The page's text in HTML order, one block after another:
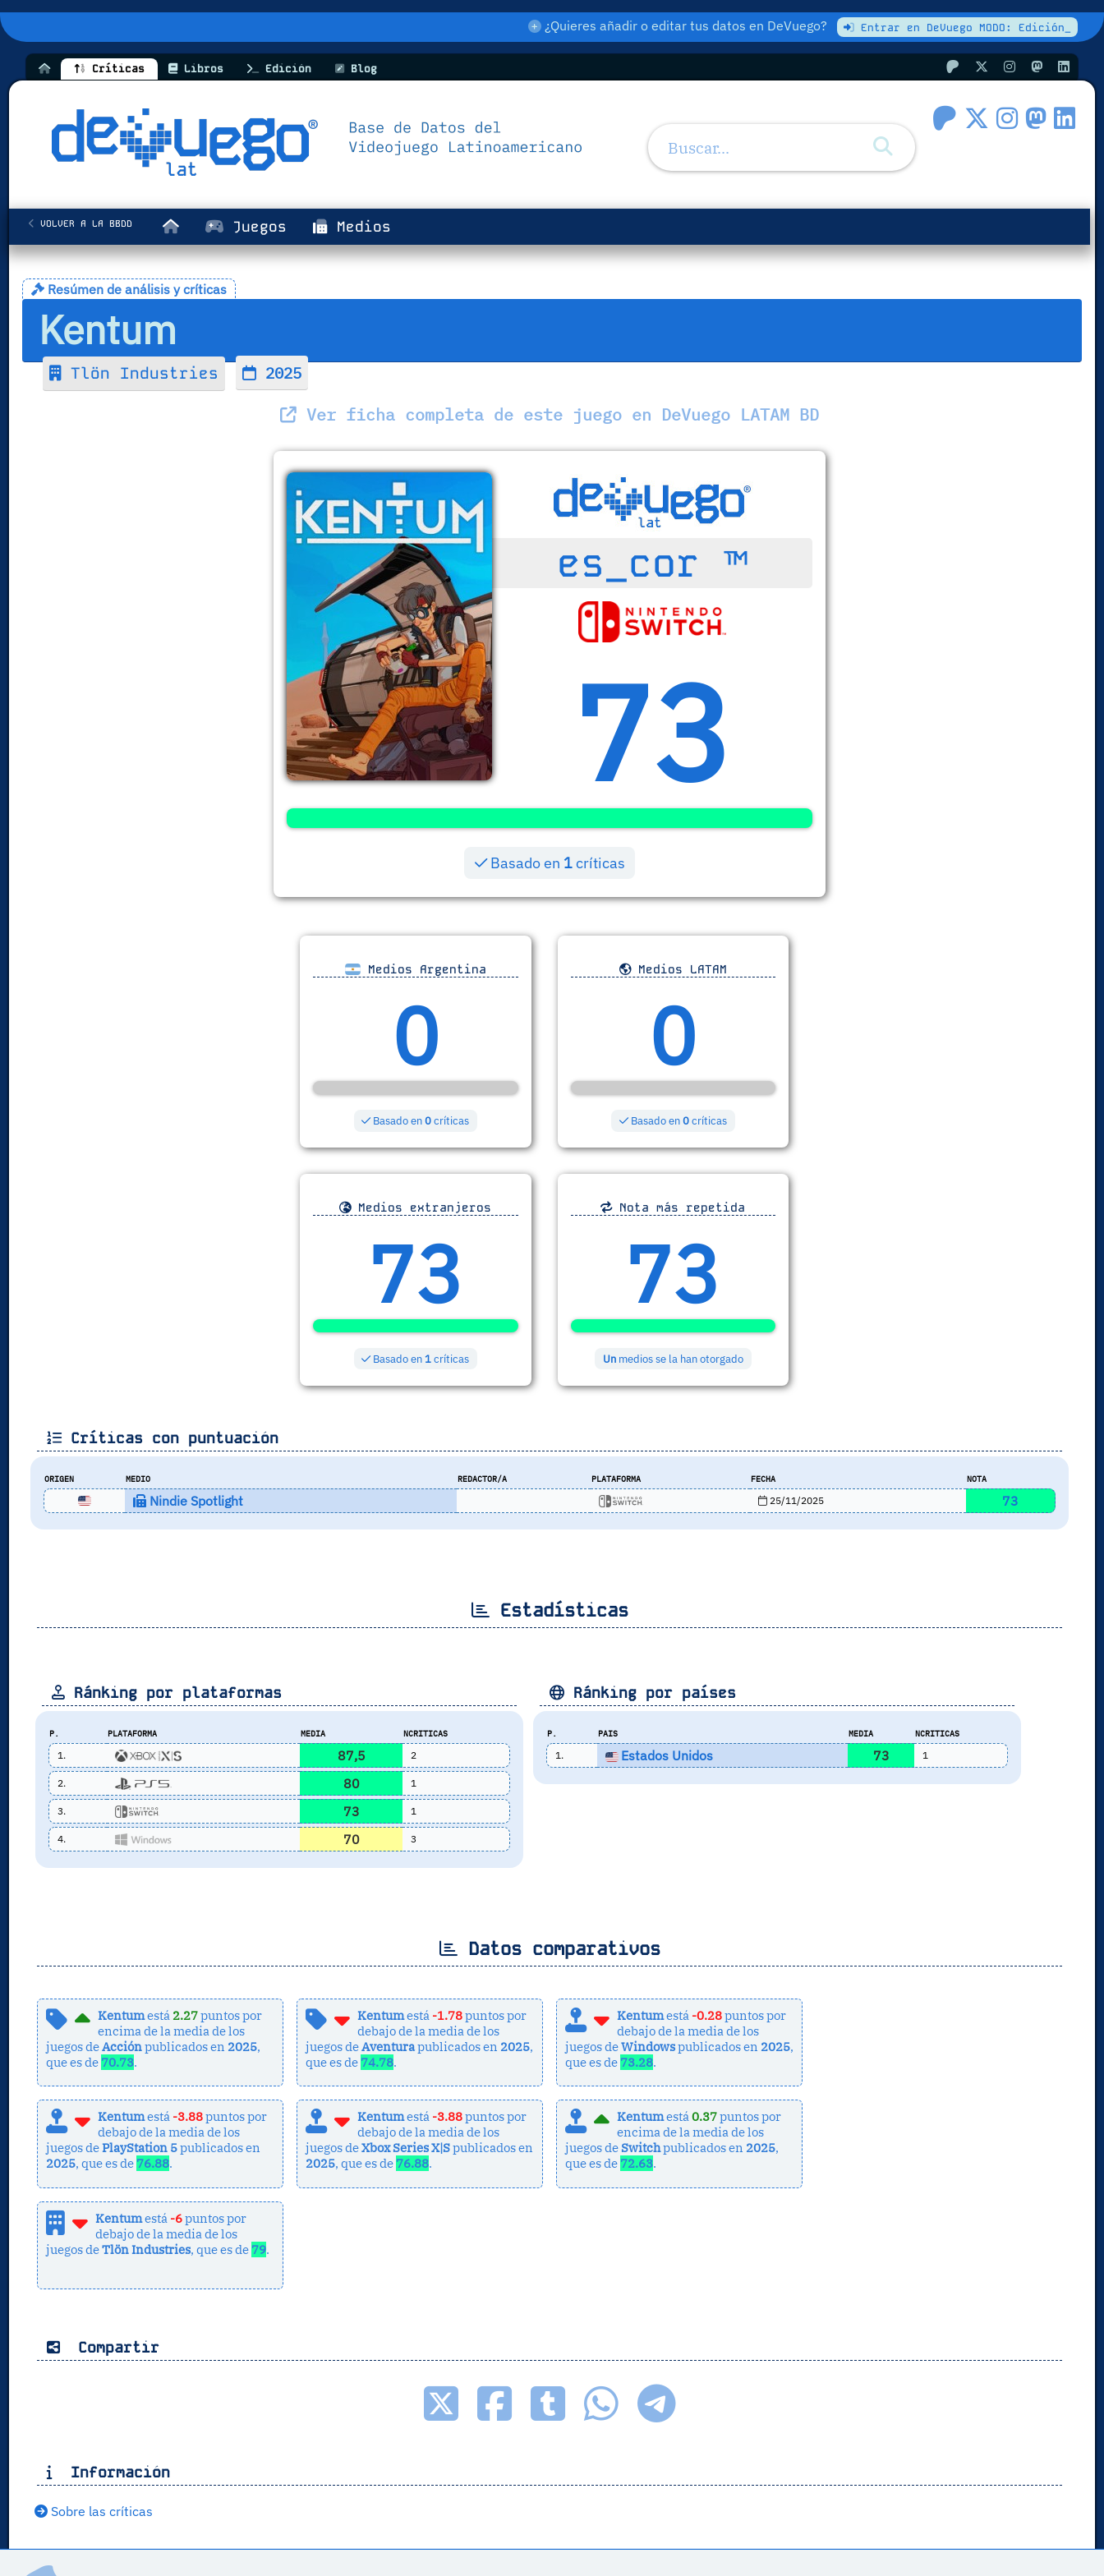
¿Quieres añadir o editar tus datos en DeVuego? Entrar en DeVuego MODO: Edición_
Críticas Libros Edición Blog
Juegos Medios
VOLVER A LA BBDD
Resúmen de análisis y críticas
Kentum
Tlön Industries 2025
Ver ficha completa de este juego en DeVuego LATAM BD
es_cor ™
73
Basado en 1críticas
Medios Argentina
0
Basado en0críticas
Medios LATAM
0
Basado en0críticas
Medios extranjeros
73
Basado en1críticas
Nota más repetida
73
Unmedios se la han otorgado
Críticas con puntuación
ORIGEN MEDIO REDACTOR/A PLATAFORMA FECHA NOTA
Nindie Spotlight 25/11/2025 73
Estadísticas
Ránking por plataformas
P. PLATAFORMA MEDIA NCRITICAS
1. 87,5 2
2. 80 1
3. 73 1
4. 70 3
Ránking por países
P. PAIS MEDIA NCRITICAS
1. Estados Unidos 73 1
Datos comparativos
Kentumestá 2.27puntos por
encima de la media de los
juegos deAcciónpublicados en 2025,
que es de 70.73.
Kentumestá -1.78puntos por
debajo de la media de los
juegos deAventurapublicados en 2025,
que es de 74.78.
Kentumestá -0.28puntos por
debajo de la media de los
juegos deWindowspublicados en 2025,
que es de 73.28.
Kentumestá -3.88puntos por
debajo de la media de los
juegos dePlayStation 5publicados en
2025, que es de 76.88.
Kentumestá -3.88puntos por
debajo de la media de los
juegos deXbox Series X|Spublicados en
2025, que es de 76.88.
Kentumestá0.37puntos por
encima de la media de los
juegos de Switchpublicados en 2025,
que es de 72.63.
Kentumestá -6puntos por
debajo de la media de los
juegos deTlön Industries, que es de 79.
Compartir
Información
Sobre las críticas